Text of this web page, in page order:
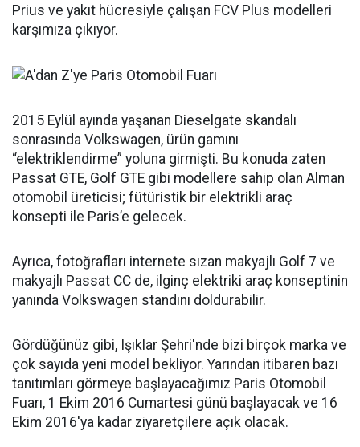
Prius ve yakıt hücresiyle çalışan FCV Plus modelleri
karşımıza çıkıyor.
2015 Eylül ayında yaşanan Dieselgate skandalı
sonrasında Volkswagen, ürün gamını
“elektriklendirme” yoluna girmişti. Bu konuda zaten
Passat GTE, Golf GTE gibi modellere sahip olan Alman
otomobil üreticisi; fütüristik bir elektrikli araç
konsepti ile Paris’e gelecek.
Ayrıca, fotoğrafları internete sızan makyajlı Golf 7 ve
makyajlı Passat CC de, ilginç elektriki araç konseptinin
yanında Volkswagen standını doldurabilir.
Gördüğünüz gibi, Işıklar Şehri'nde bizi birçok marka ve
çok sayıda yeni model bekliyor. Yarından itibaren bazı
tanıtımları görmeye başlayacağımız Paris Otomobil
Fuarı, 1 Ekim 2016 Cumartesi günü başlayacak ve 16
Ekim 2016'ya kadar ziyaretçilere açık olacak.